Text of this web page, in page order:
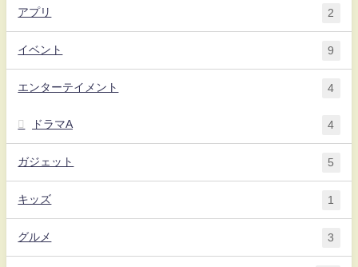
アプリ 2
イベント 9
エンターテイメント 4
ドラマA 4
ガジェット 5
キッズ 1
グルメ 3